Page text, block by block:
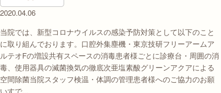
2020.04.06
当院では、新型コロナウイルスの感染予防対策として以下のこと
に取り組んでおります。口腔外集塵機・東京技研フリーアームア
ルテオFの増設共有スペースの消毒患者様ごとに診療台・周囲の消
毒、使用器具の滅菌換気の徹底次亜塩素酸グリーンアクアによる
空間除菌当院スタッフ検温・体調の管理患者様へのご協力のお願
いすで...